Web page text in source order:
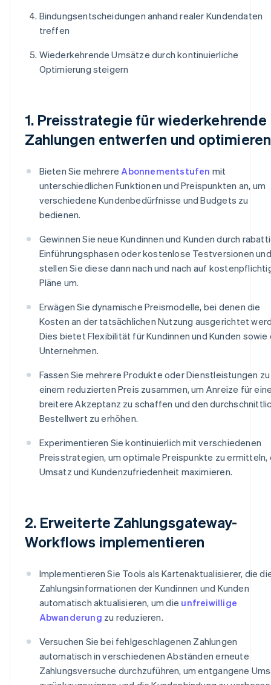
Bindungsentscheidungen anhand realer Kundendaten
treffen
Wiederkehrende Umsätze durch kontinuierliche
Optimierung steigern
1. Preisstrategie für wiederkehrende
Zahlungen entwerfen und optimieren
Bieten Sie mehrere Abonnementstufen mit
unterschiedlichen Funktionen und Preispunkten an, um
verschiedene Kundenbedürfnisse und Budgets zu
bedienen.
Gewinnen Sie neue Kundinnen und Kunden durch
Einführungsphasen oder kostenlose Testversionen und
stellen Sie diese dann nach und nach auf
Pläne um.
Erwägen Sie dynamische Preismodelle, bei denen die
Kosten an der tatsächlichen Nutzung ausgerichtet
Dies bietet Flexibilität für Kundinnen und Kunden sowie
Unternehmen.
Fassen Sie mehrere Produkte oder Dienstleistungen zu
einem reduzierten Preis zusammen, um Anreize für
breitere Akzeptanz zu schaffen und den
Bestellwert zu erhöhen.
Experimentieren Sie kontinuierlich mit verschiedenen
Preisstrategien, um optimale Preispunkte zu ermitteln,
Umsatz und Kundenzufriedenheit maximieren.
2. Erweiterte Zahlungsgateway-
Workflows implementieren
Implementieren Sie Tools als Kartenaktualisierer, die
Zahlungsinformationen der Kundinnen und Kunden
automatisch aktualisieren, um die unfreiwillige
Abwanderung zu reduzieren.
Versuchen Sie bei fehlgeschlagenen Zahlungen
automatisch in verschiedenen Abständen erneute
Zahlungsversuche durchzuführen, um entgangene